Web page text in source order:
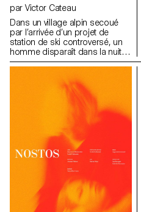
par Victor Cateau
Dans un village alpin secoué
par l’arrivée d’un projet de
station de ski controversé, un
homme disparaît dans la nuit.
Dépassée par les événements,
essaie de comprendre les
forces à l’œuvre.